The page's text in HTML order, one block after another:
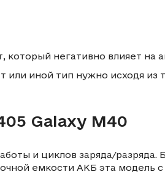
негативно влияет на
или иной тип нужно исходя из
Galaxy M40
и циклов заряда/разряда.
емкости АКБ эта модель